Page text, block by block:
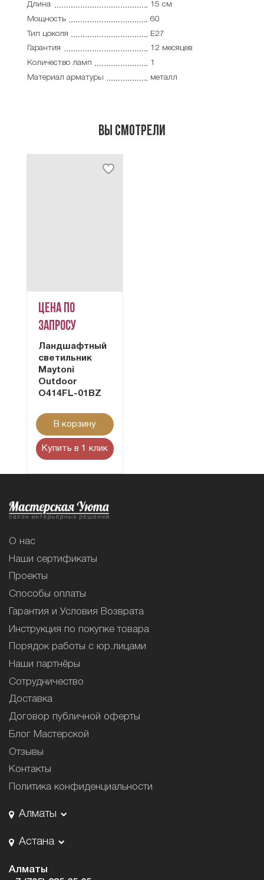
Длина
15 см
Мощность
60
Тип цоколя
E27
Гарантия
12 месяцев
Количество ламп
1
Материал арматуры
металл
Вы смотрели
Цена по
запросу
Ландшафтный
светильник
Maytoni
Outdoor
O414FL-01BZ
В корзину
Купить в 1 клик
О нас
Наши сертификаты
Проекты
Способы оплаты
Гарантия и Условия Возврата
Инструкция по покупке товара
Порядок работы с юр.лицами
Наши партнёры
Сотрудничество
Доставка
Договор публичной оферты
Блог Мастерской
Отзывы
Контакты
Политика конфиденциальности
Алматы
Астана
Алматы